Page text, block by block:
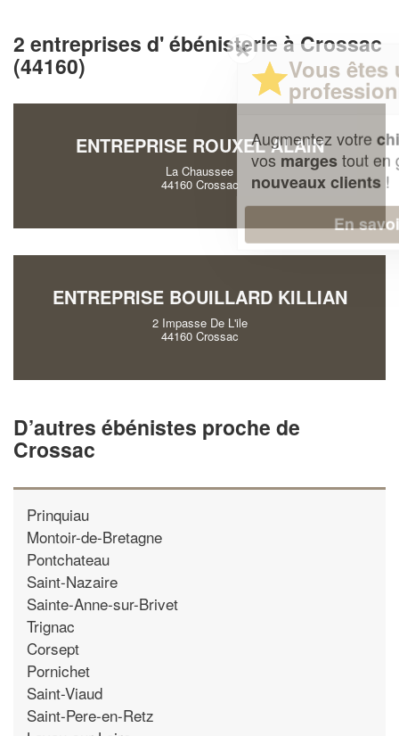
2 entreprises d' ébénisterie à Crossac
(44160)
ENTREPRISE ROUXEL ALAIN
La Chaussee
44160 Crossac
ENTREPRISE BOUILLARD KILLIAN
2 Impasse De L'ile
44160 Crossac
D’autres ébénistes proche de
Crossac
Prinquiau
Montoir-de-Bretagne
Pontchateau
Saint-Nazaire
Sainte-Anne-sur-Brivet
Trignac
Corsept
Pornichet
Saint-Viaud
Saint-Pere-en-Retz
✕
Vous êtes un
professionnel ?
Augmentez votrechiffre d'affaireset
vos margestout en gagnant de
nouveaux clients
En savoir plus